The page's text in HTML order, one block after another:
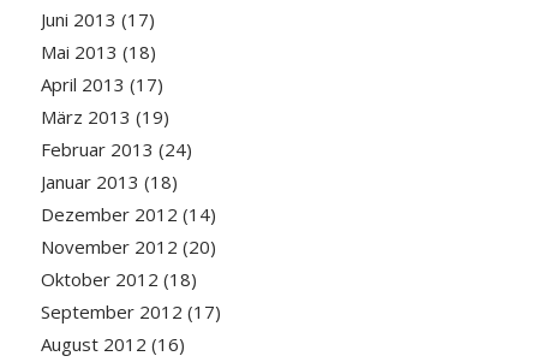
Juni 2013 (17)
Mai 2013 (18)
April 2013 (17)
März 2013 (19)
Februar 2013 (24)
Januar 2013 (18)
Dezember 2012 (14)
November 2012 (20)
Oktober 2012 (18)
September 2012 (17)
August 2012 (16)